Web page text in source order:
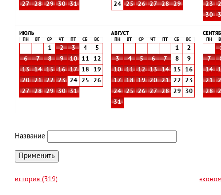
27
28 29 30 31
24
25 26 27 28 29
23
30
ИЮЛЬ
ПН ВТ СР ЧТ СБ ВС
1 2 3 4
5
6
7 8 9 10 11
12
13
14 15 16 17 18
19
20
21 22 23 24 25
26
27
28 29 30 31
АВГУСТ
ПН ВТ СР ЧТ СБ ВС
1
2
3
4 5 6 7 8
9
10
11 12 13 14 15
16
17
18 19 20 21 22
23
24
25 26 27 28 29
30
31
ПН
7
14
21
28
Название
история (319)